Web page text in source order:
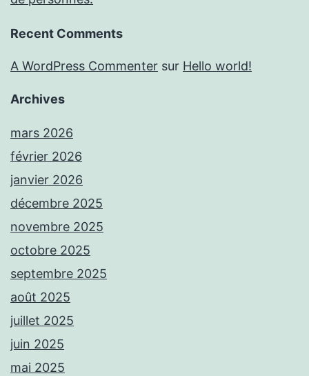
Recent Comments
A WordPress Commenter sur Hello world!
Archives
mars 2026
février 2026
janvier 2026
décembre 2025
novembre 2025
octobre 2025
septembre 2025
août 2025
juillet 2025
juin 2025
mai 2025